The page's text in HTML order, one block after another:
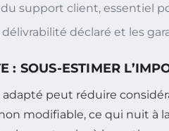
du support client, essentiel
déclaré et les
: SOUS-ESTIMER
peut réduire
modifiable, ce qui nuit à